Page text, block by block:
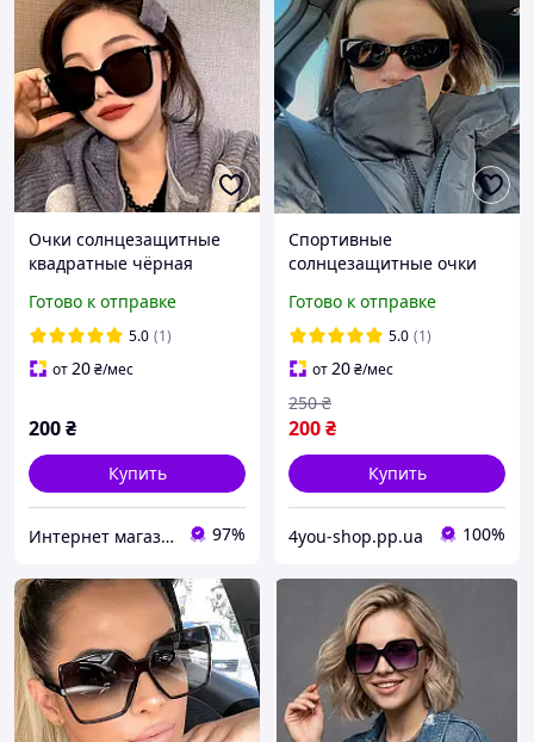
Очки солнцезащитные
квадратные чёрная
Готово к отправке
5.0 (1)
от20₴/мес
200₴
Купить
Интернет магазин аксессуаров АЛЬПАКА 97%
Спортивные
солнцезащитные очки
Accessories черные (7051)
Готово к отправке
5.0 (1)
от20₴/мес
200₴
250 ₴
Купить
4you-shop.pp.ua 100%